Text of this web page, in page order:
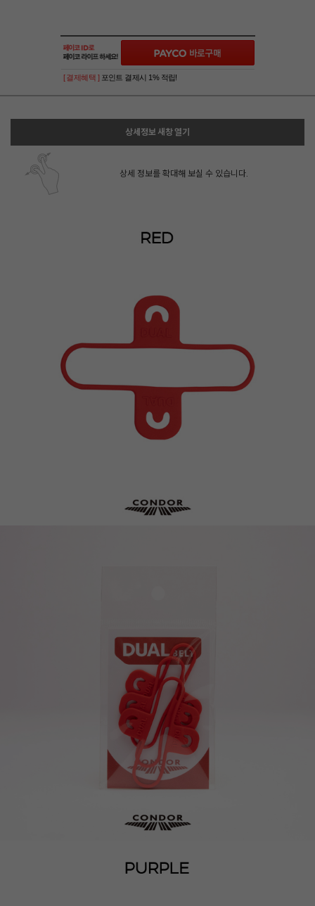
페이코 ID로 페
[ 결제혜택 ] 포인트 결제시 1% 적립!
상세정보 새창 열기
상세 정보를 확대해 보실 수 있습니다.